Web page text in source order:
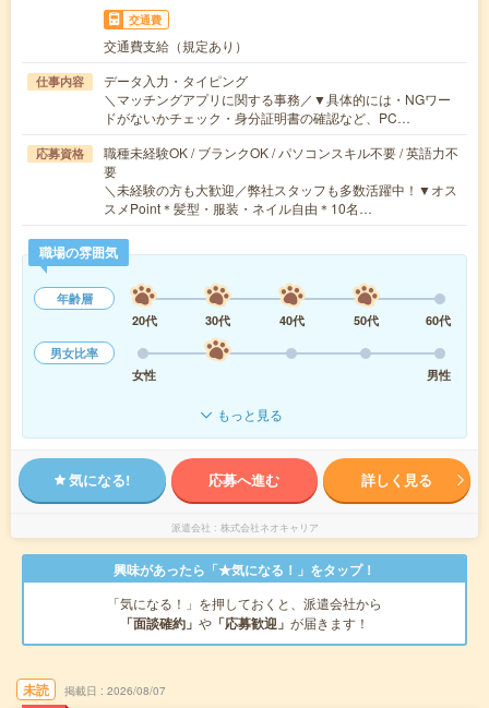
交通費
交通費支給（規定あり）
仕事内容
データ入力・タイピング
＼マッチングアプリに関する事務／▼具体的には・NGワー
ドがないかチェック・身分証明書の確認など、PC…
応募資格
職種未経験OK / ブランクOK / パソコンスキル不要 / 英語力不
要
＼未経験の方も大歓迎／弊社スタッフも多数活躍中！▼オス
スメPoint＊髪型・服装・ネイル自由＊10名…
職場の雰囲気
年齢層
20代
30代 40代 50代
60代
男女比率
女性
男性
もっと見る
気になる! 応募へ進む 詳しく見る
派遣会社 株式会社ネオキャリア
興味があったら「★気になる！」をタップ！
「気になる！」を押しておくと、派遣会社から
「面談確約」 や 「応募歓迎」 が届きます！
未読 掲載日 2026/08/07